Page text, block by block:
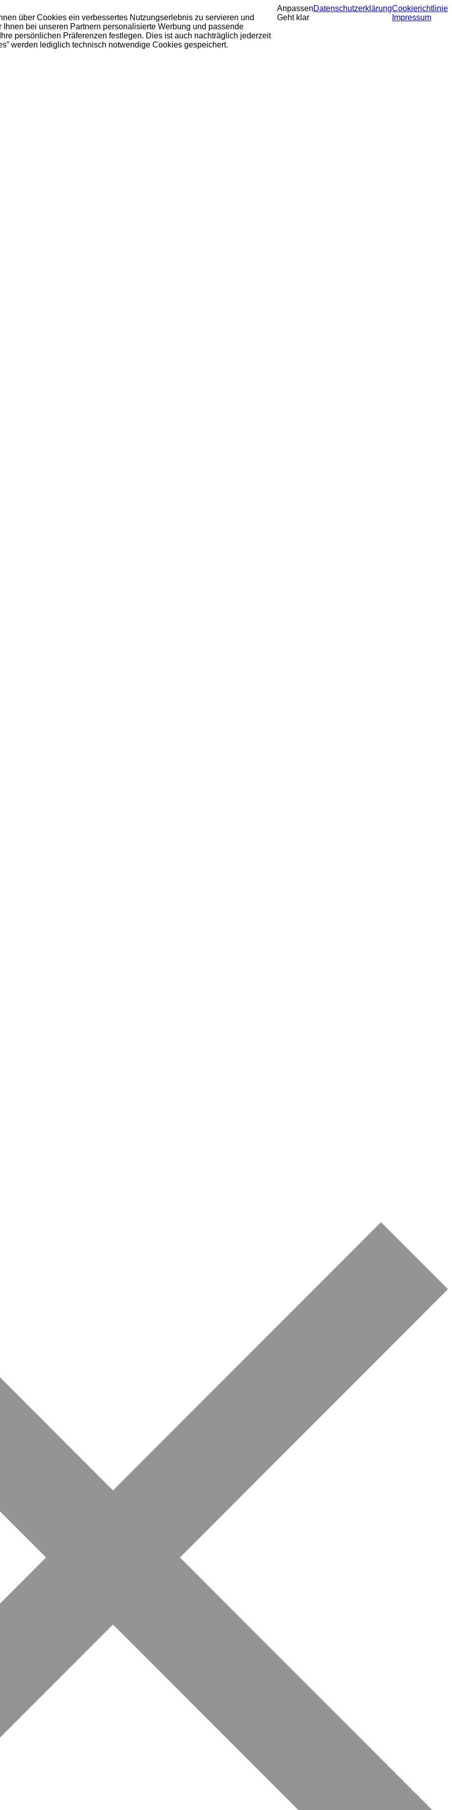
über Cookies ein verbessertes Nutzungserlebnis zu servieren und
bei unseren Partnern personalisierte Werbung und passende
persönlichen Präferenzen festlegen. Dies ist auch nachträglich jederzeit
werden lediglich technisch notwendige Cookies gespeichert.
Anpassen
Geht klar
DatenschutzerklärungCookierichtlinie
Impressum